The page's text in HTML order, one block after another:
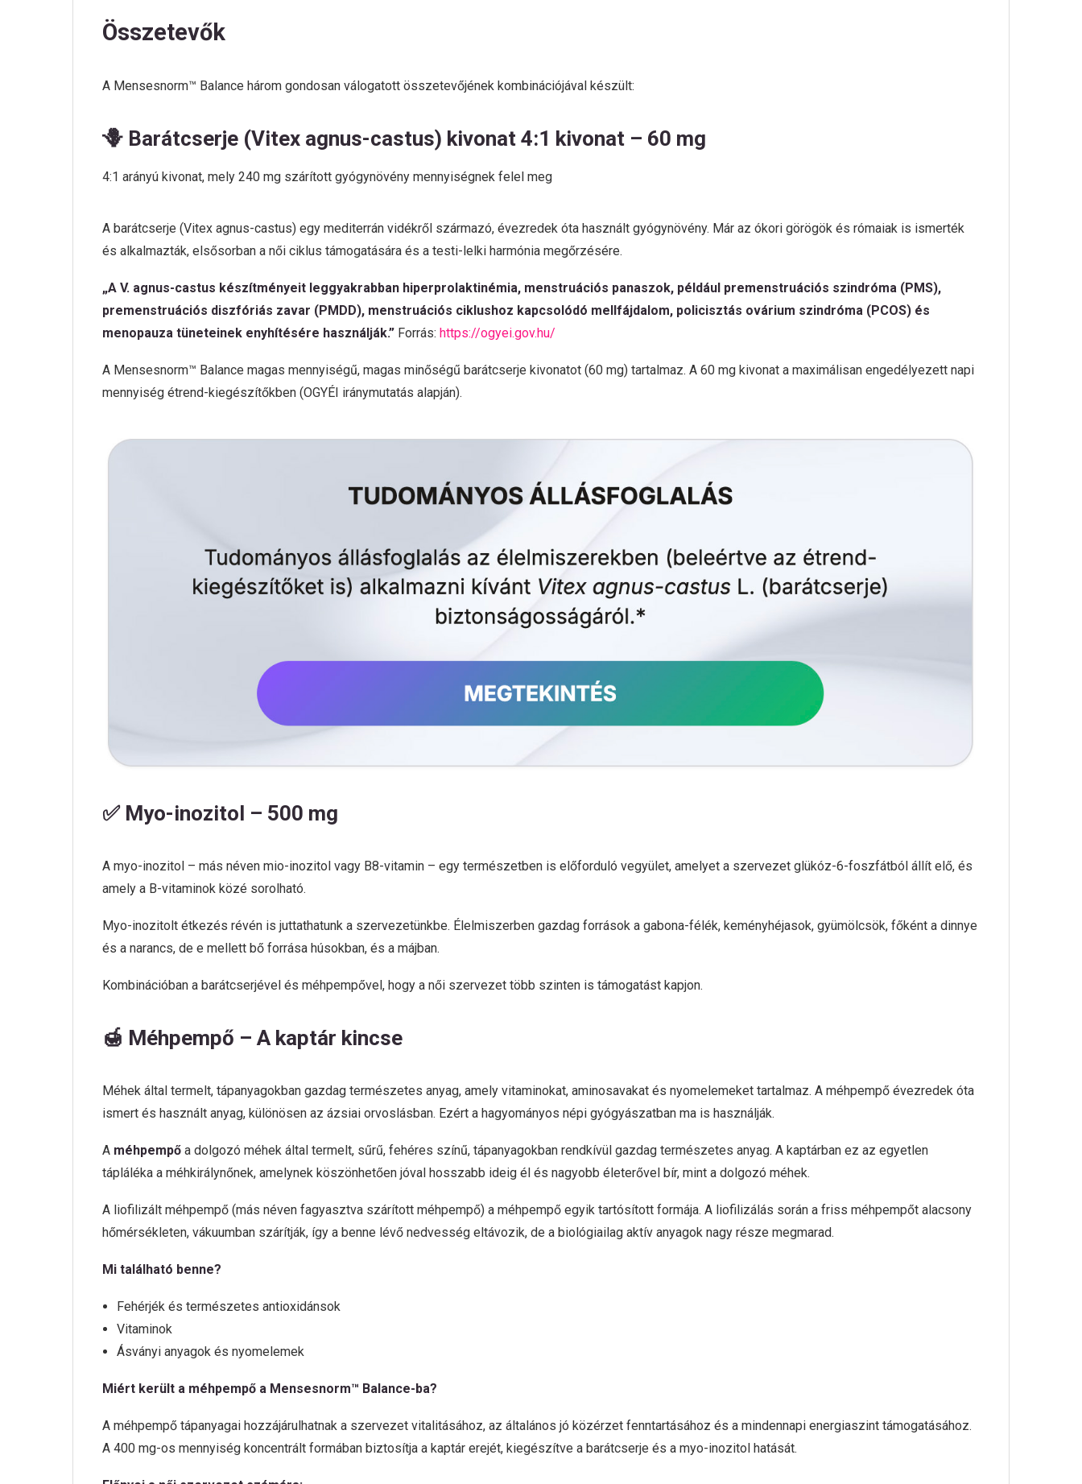
Összetevők
A Mensesnorm™ Balance három gondosan válogatott összetevőjének kombinációjával készült:
🪻 Barátcserje (Vitex agnus-castus) kivonat 4:1 kivonat – 60 mg
4:1 arányú kivonat, mely 240 mg szárított gyógynövény mennyiségnek felel meg
A barátcserje (Vitex agnus-castus) egy mediterrán vidékről származó, évezredek óta használt gyógynövény. Már az ókori görögök és rómaiak is ismerték
és alkalmazták, elsősorban a női ciklus támogatására és a testi-lelki harmónia megőrzésére.
„A V. agnus-castus készítményeit leggyakrabban hiperprolaktinémia, menstruációs panaszok, például premenstruációs szindróma (PMS),
premenstruációs diszfóriás zavar (PMDD), menstruációs ciklushoz kapcsolódó mellfájdalom, policisztás ovárium szindróma (PCOS) és
menopauza tüneteinek enyhítésére használják.” Forrás: https://ogyei.gov.hu/
A Mensesnorm™ Balance magas mennyiségű, magas minőségű barátcserje kivonatot (60 mg) tartalmaz. A 60 mg kivonat a maximálisan engedélyezett napi
mennyiség étrend-kiegészítőkben (OGYÉI iránymutatás alapján).
✅ Myo-inozitol – 500 mg
A myo-inozitol – más néven mio-inozitol vagy B8-vitamin – egy természetben is előforduló vegyület, amelyet a szervezet glükóz-6-foszfátból állít elő, és
amely a B-vitaminok közé sorolható.
Myo-inozitolt étkezés révén is juttathatunk a szervezetünkbe. Élelmiszerben gazdag források a gabona-félék, keményhéjasok, gyümölcsök, főként a dinnye
és a narancs, de e mellett bő forrása húsokban, és a májban.
Kombinációban a barátcserjével és méhpempővel, hogy a női szervezet több szinten is támogatást kapjon.
🍯 Méhpempő – A kaptár kincse
Méhek által termelt, tápanyagokban gazdag természetes anyag, amely vitaminokat, aminosavakat és nyomelemeket tartalmaz. A méhpempő évezredek óta
ismert és használt anyag, különösen az ázsiai orvoslásban. Ezért a hagyományos népi gyógyászatban ma is használják.
A méhpempő a dolgozó méhek által termelt, sűrű, fehéres színű, tápanyagokban rendkívül gazdag természetes anyag. A kaptárban ez az egyetlen
tápláléka a méhkirálynőnek, amelynek köszönhetően jóval hosszabb ideig él és nagyobb életerővel bír, mint a dolgozó méhek.
A liofilizált méhpempő (más néven fagyasztva szárított méhpempő) a méhpempő egyik tartósított formája. A liofilizálás során a friss méhpempőt alacsony
hőmérsékleten, vákuumban szárítják, így a benne lévő nedvesség eltávozik, de a biológiailag aktív anyagok nagy része megmarad.
Mi található benne?
Fehérjék és természetes antioxidánsok
Vitaminok
Ásványi anyagok és nyomelemek
Miért került a méhpempő a Mensesnorm™ Balance-ba?
A méhpempő tápanyagai hozzájárulhatnak a szervezet vitalitásához, az általános jó közérzet fenntartásához és a mindennapi energiaszint támogatásához.
A 400 mg-os mennyiség koncentrált formában biztosítja a kaptár erejét, kiegészítve a barátcserje és a myo-inozitol hatását.